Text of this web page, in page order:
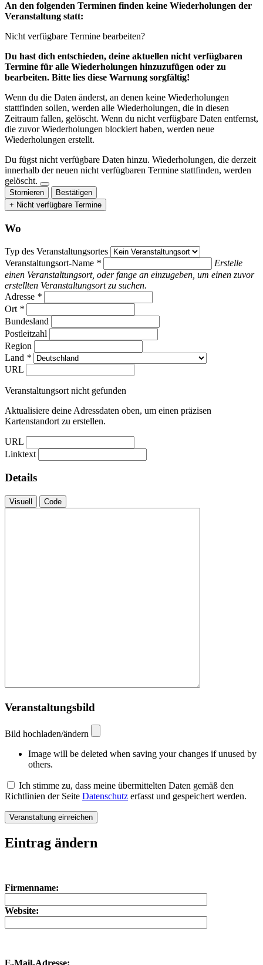
An den folgenden Terminen finden keine Wiederholungen der
Veranstaltung statt:
Nicht verfügbare Termine bearbeiten?
Du hast dich entschieden, deine aktuellen nicht verfügbaren
Termine für alle Wiederholungen hinzuzufügen oder zu
bearbeiten. Bitte lies diese Warnung sorgfältig!
Wenn du die Daten änderst, an denen keine Wiederholungen
stattfinden sollen, werden alle Wiederholungen, die in diesen
Zeitraum fallen, gelöscht. Wenn du nicht verfügbare Daten entfernst,
die zuvor Wiederholungen blockiert haben, werden neue
Wiederholungen erstellt.
Du fügst nicht verfügbare Daten hinzu. Wiederholungen, die derzeit
innerhalb der neuen nicht verfügbaren Termine stattfinden, werden
gelöscht.
Stornieren
Bestätigen
+ Nicht verfügbare Termine
Wo
Typ des Veranstaltungsortes
Veranstaltungsort-Name *
Erstelle
einen Veranstaltungsort, oder fange an einzugeben, um einen zuvor
erstellten Veranstaltungsort zu suchen.
Adresse *
Ort *
Bundesland
Postleitzahl
Region
Land *
URL
Veranstaltungsort nicht gefunden
Aktualisiere deine Adressdaten oben, um einen präzisen
Kartenstandort zu erstellen.
URL
Linktext
Details
Visuell Code
Veranstaltungsbild
Bild hochladen/ändern
Image will be deleted when saving your changes if unused by
others.
Ich stimme zu, dass meine übermittelten Daten gemäß den
Richtlinien der Seite Datenschutz erfasst und gespeichert werden.
Eintrag ändern
Firmenname:
Website: